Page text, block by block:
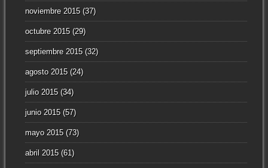
noviembre 2015(37)
octubre 2015(29)
septiembre 2015(32)
agosto 2015(24)
julio 2015(34)
junio 2015(57)
mayo 2015(73)
abril 2015(61)